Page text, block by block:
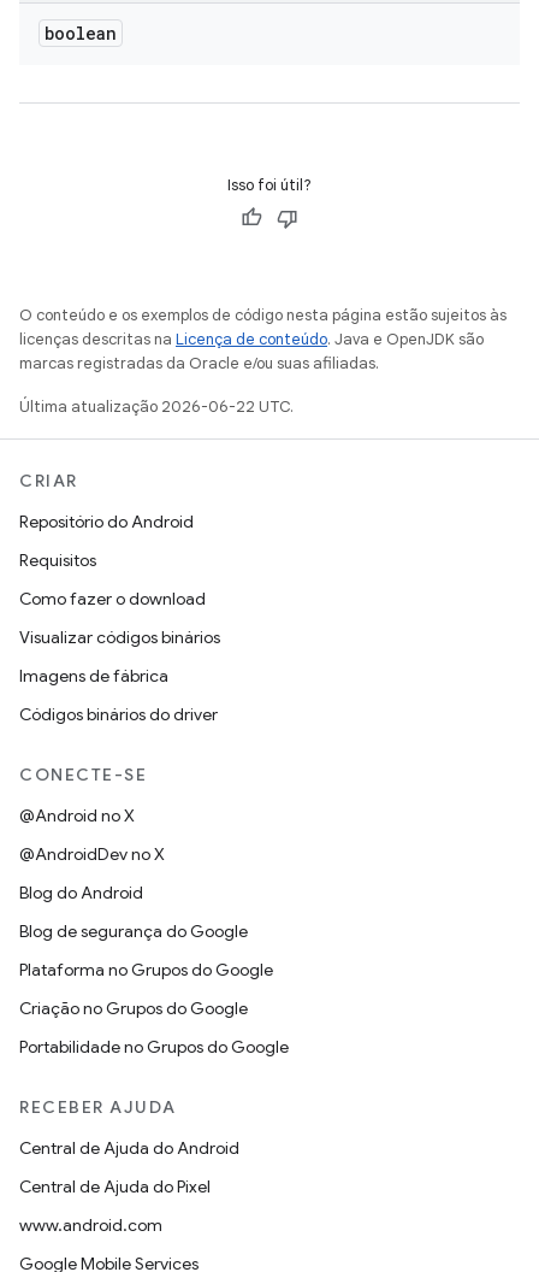
boolean
Isso foi útil?
O conteúdo e os exemplos de código nesta página estão sujeitos às
licenças descritas na Licença de conteúdo. Java e OpenJDK são
marcas registradas da Oracle e/ou suas afiliadas.
Última atualização 2026-06-22 UTC.
CRIAR
Repositório do Android
Requisitos
Como fazer o download
Visualizar códigos binários
Imagens de fábrica
Códigos binários do driver
CONECTE-SE
@Android no X
@AndroidDev no X
Blog do Android
Blog de segurança do Google
Plataforma no Grupos do Google
Criação no Grupos do Google
Portabilidade no Grupos do Google
RECEBER AJUDA
Central de Ajuda do Android
Central de Ajuda do Pixel
www.android.com
Google Mobile Services